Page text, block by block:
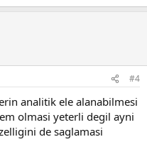
#4
analitik ele alanabilmesi
olmasi yeterli degil ayni
de saglamasi